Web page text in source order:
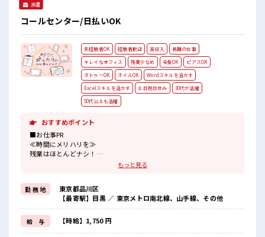
派遣
コールセンター/日払いOK
未経験者OK 経験者歓迎 高収入
長期の仕事
キレイなオフィス
残業少なめ 染髪OK
ピアスOK
タトゥーOK
ネイルOK
Wordスキルを活かす
Excelスキルを活かす
土日祝日休み
30代が活躍
50代以上も活躍
おすすめポイント
■お仕事PR
≪時間にメリハリを≫
残業はほとんどナシ！
場合によってはお願いすることもあります♪
週末は家族や友人と一緒にプライベート満喫！
≪髪色自由で自分らしく働く≫
明るすぎたり奇抜でなければ基本的に自由！
(規定有)≪未経験OKの仕事≫
新しいことにチャレンジするのは不安だけど、
しっかり働く環境が整っています！
もっと見る
勤 務 地
東京都品川区
【最寄駅】目黒 ／ 東京メトロ南北線、山手線、その他
給 与 【時給】1,750 円